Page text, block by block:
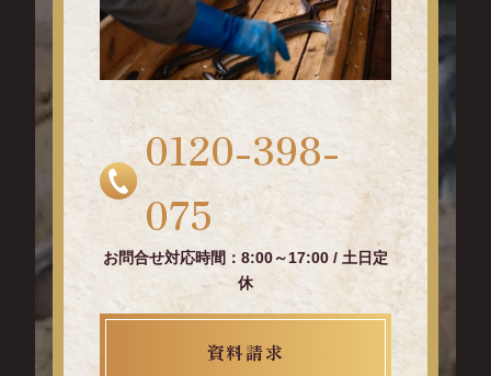
0120-398-
075
お問合せ対応時間：8:00～17:00 / 土日定
休
資料請求